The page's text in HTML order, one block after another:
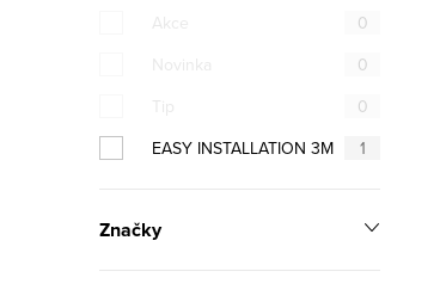
Akce
0
Novinka
0
Tip
0
EASY INSTALLATION 3M
1
Značky